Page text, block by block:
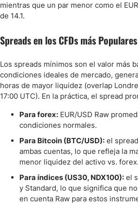
mientras que un par menor como el
de 14.1.
Spreads en los CFDs más
Los spreads mínimos son el valor más
condiciones ideales de mercado,
horas de mayor liquidez (overlap
17:00 UTC). En la práctica, el spread
Para forex: EUR/USD Raw
condiciones normales.
Para Bitcoin (BTC/USD): el
ambas cuentas, lo que refleja la
menor liquidez del activo vs. forex.
Para índices (US30, NDX100): el
y Standard, lo que significa que
en cuenta Raw para estos